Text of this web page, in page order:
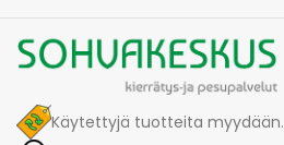
Käytettyjä tuotteita myydään.